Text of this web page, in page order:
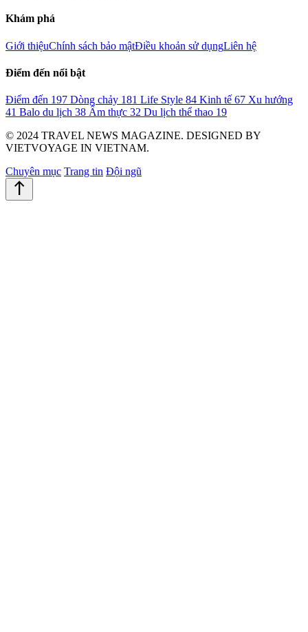
Khám phá
Giới thiệuChính sách bảo mậtĐiều khoản sử dụngLiên hệ
Điểm đến nổi bật
Điểm đến 197 Dòng chảy 181 Life Style 84 Kinh tế 67 Xu hướng
41 Balo du lịch 38 Ẩm thực 32 Du lịch thể thao 19
© 2024 TRAVEL NEWS MAGAZINE. DESIGNED BY
VIETVOYAGE IN VIETNAM.
Chuyên mục Trang tin Đội ngũ
north